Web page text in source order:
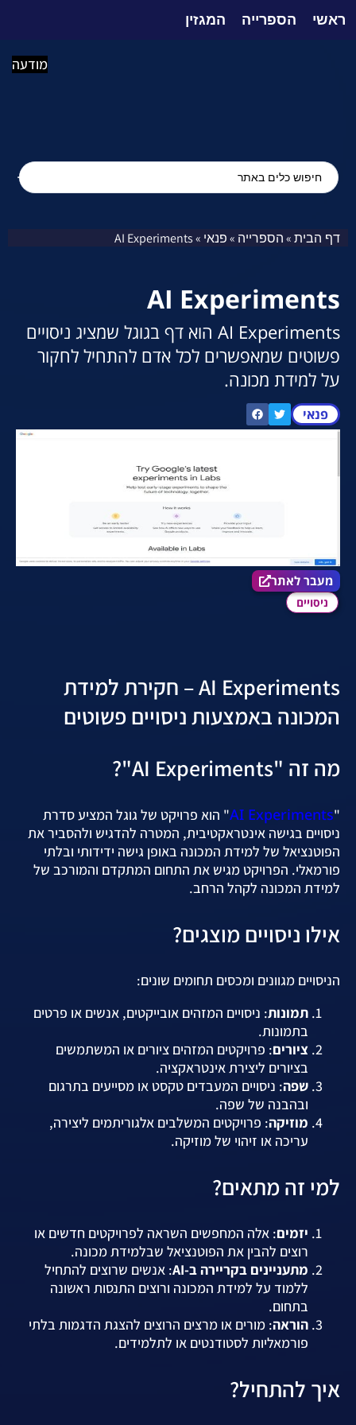
ראשי הספרייה המגזין
מודעה
דף הבית»הספרייה »פנאי »
AI Experiments
AI Experiments
AI Experiments הוא דף בגוגל שמציג ניסויים
פשוטים שמאפשרים לכל אדם להתחיל לחקור
על למידת מכונה.
פנאי
מעבר לאתר הכלי
ניסויים
מעבר לאתר
AI Experiments – חקירת למידת
המכונה באמצעות ניסויים פשוטים
מה זה "AI Experiments"?
"
AI Experiments" הוא פרויקט של גוגל המציע סדרת
ניסויים בגישה אינטראקטיבית, המטרה להדגיש ולהסביר את
הפוטנציאל של למידת המכונה באופן גישה ידידותי ובלתי
פורמאלי. הפרויקט מגיש את התחום המתקדם והמורכב של
למידת המכונה לקהל הרחב.
אילו ניסויים מוצגים?
הניסויים מגוונים ומכסים תחומים שונים:
תמונות: ניסויים המזהים אובייקטים, אנשים או פרטים
בתמונות.
ציורים: פרויקטים המזהים ציורים או המשתמשים
בציורים ליצירת אינטראקציה.
שפה: ניסויים המעבדים טקסט או מסייעים בתרגום
ובהבנה של שפה.
מוזיקה: פרויקטים המשלבים אלגוריתמים ליצירה,
עריכה או זיהוי של מוזיקה.
למי זה מתאים?
יזמים: אלה המחפשים השראה לפרויקטים חדשים או
רוצים להבין את הפוטנציאל שבלמידת מכונה.
מתעניינים בקריירה ב-AI
: אנשים שרוצים להתחיל
ללמוד על למידת המכונה ורוצים התנסות ראשונה
בתחום.
הוראה: מורים או מרצים הרוצים להצגת הדגמות בלתי
פורמאליות לסטודנטים או לתלמידים.
איך להתחיל?